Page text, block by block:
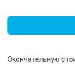
Окончательную